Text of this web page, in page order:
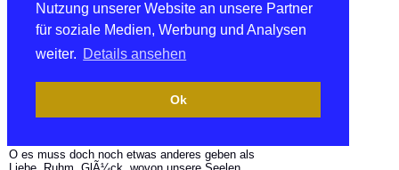
Nutzung unserer Website an unsere Partner
für soziale Medien, Werbung und Analysen
weiter. Details ansehen
Ok
O es muss doch noch etwas anderes geben als